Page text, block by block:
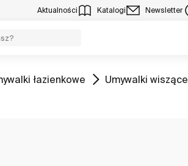
Aktualności Katalogi Newsletter
łazienkowe Zobacz
Umywalki wiszące